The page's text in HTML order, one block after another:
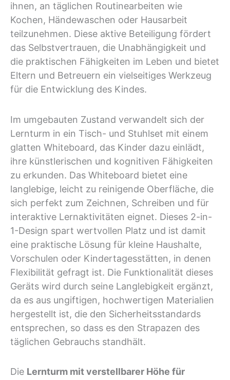
ihnen, an täglichen Routinearbeiten wie
Kochen, Händewaschen oder Hausarbeit
teilzunehmen. Diese aktive Beteiligung fördert
das Selbstvertrauen, die Unabhängigkeit und
die praktischen Fähigkeiten im Leben und bietet
Eltern und Betreuern ein vielseitiges Werkzeug
für die Entwicklung des Kindes.
Im umgebauten Zustand verwandelt sich der
Lernturm in ein Tisch- und Stuhlset mit einem
glatten Whiteboard, das Kinder dazu einlädt,
ihre künstlerischen und kognitiven Fähigkeiten
zu erkunden. Das Whiteboard bietet eine
langlebige, leicht zu reinigende Oberfläche, die
sich perfekt zum Zeichnen, Schreiben und für
interaktive Lernaktivitäten eignet. Dieses 2-in-
1-Design spart wertvollen Platz und ist damit
eine praktische Lösung für kleine Haushalte,
Vorschulen oder Kindertagesstätten, in denen
Flexibilität gefragt ist. Die Funktionalität dieses
Geräts wird durch seine Langlebigkeit ergänzt,
da es aus ungiftigen, hochwertigen Materialien
hergestellt ist, die den Sicherheitsstandards
entsprechen, so dass es den Strapazen des
täglichen Gebrauchs standhält.
Die Lernturm mit verstellbarer Höhe für